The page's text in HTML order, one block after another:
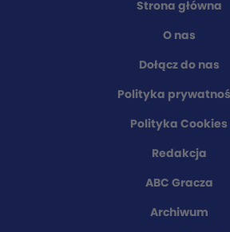
Strona główna
O nas
Dołącz do nas
Polityka
Polityka Cookies
Redakcja
ABC Gracza
Archiwum